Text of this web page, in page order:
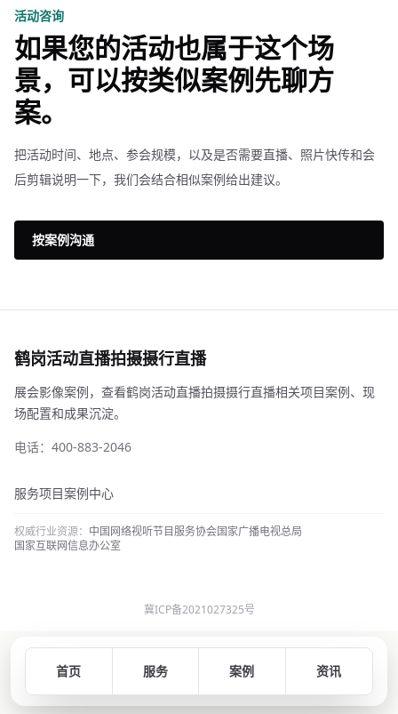
活动咨询
如果您的活动也属于这个场
景，可以按类似案例先聊方
案。
把活动时间、地点、参会规模，以及是否需要直播、照片快传和会
后剪辑说明一下，我们会结合相似案例给出建议。
按案例沟通
鹤岗活动直播拍摄摄行直播
展会影像案例，查看鹤岗活动直播拍摄摄行直播相关项目案例、现
场配置和成果沉淀。
电话：400-883-2046
服务项目案例中心
权威行业资源： 中国网络视听节目服务协会国家广播电视总局
国家互联网信息办公室
冀ICP备2021027325号
首页 服务 案例 资讯